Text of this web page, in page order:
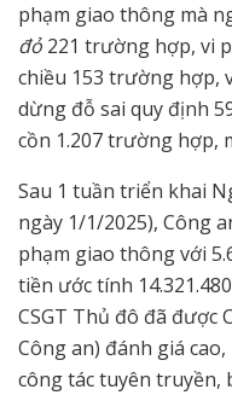
phạm giao thông mà
đỏ 221 trường hợp, vi
chiều 153 trường hợp,
dừng đỗ sai quy định
cồn 1.207 trường hợp,
Sau 1 tuần triển khai
ngày 1/1/2025), Công
phạm giao thông với
tiền ước tính
CSGT Thủ đô đã được
Công an) đánh giá
công tác tuyên